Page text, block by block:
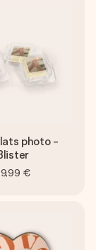
photo -
€